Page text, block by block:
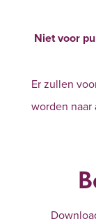
Niet voor
Er zullen
worden